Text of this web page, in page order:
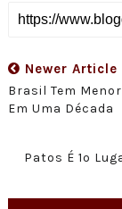
Newer Article
Brasil Tem
Em Uma Década
Patos É 1º